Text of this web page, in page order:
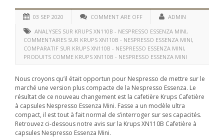
03 SEP 2020 COMMENT ARE OFF
ADMIN
ANALYSES SUR KRUPS XN110B - NESPRESSO ESSENZA MINI,
COMMENTAIRES SUR KRUPS XN110B - NESPRESSO ESSENZA MINI,
COMPARATIF SUR KRUPS XN110B - NESPRESSO ESSENZA MINI,
PRODUITS COMME KRUPS XN110B - NESPRESSO ESSENZA MINI
Nous croyons qu’il était opportun pour Nespresso de mettre sur le
marché une version plus compacte de la Nespresso Essenza. Le
résultat de ce nouveau changement est la cafetière Krups Cafetière
à capsules Nespresso Essenza Mini. Fasse a un modèle ultra
compact, il est tout à fait normal de s’interroger sur ses capacités.
Retrouvez ci-dessous notre avis sur la Krups XN110B Cafetière à
capsules Nespresso Essenza Mini.